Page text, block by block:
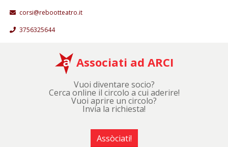
corsi@rebootteatro.it
3756325644
Associati ad ARCI
Vuoi diventare socio?
Cerca online il circolo a cui aderire!
Vuoi aprire un circolo?
Invia la richiesta!
Assòciati!